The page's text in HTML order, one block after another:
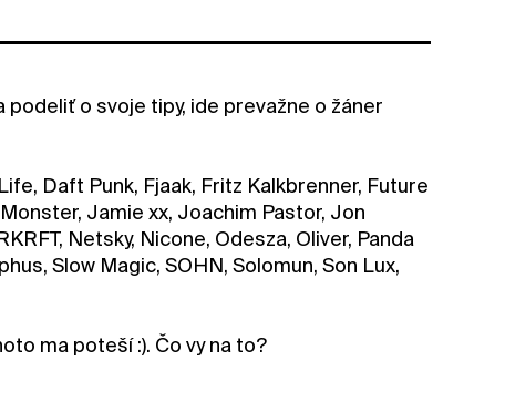
o svoje tipy, ide prevažne o žáner
Daft Punk, Fjaak, Fritz Kalkbrenner, Future
Jamie xx, Joachim Pastor, Jon
Netsky, Nicone, Odesza, Oliver, Panda
Slow Magic, SOHN, Solomun, Son Lux,
ma poteší :). Čo vy na to?